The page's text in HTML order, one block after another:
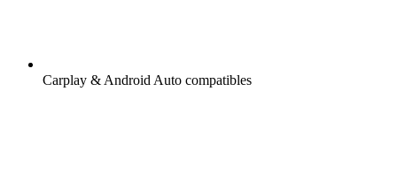
Carplay & Android Auto compatibles